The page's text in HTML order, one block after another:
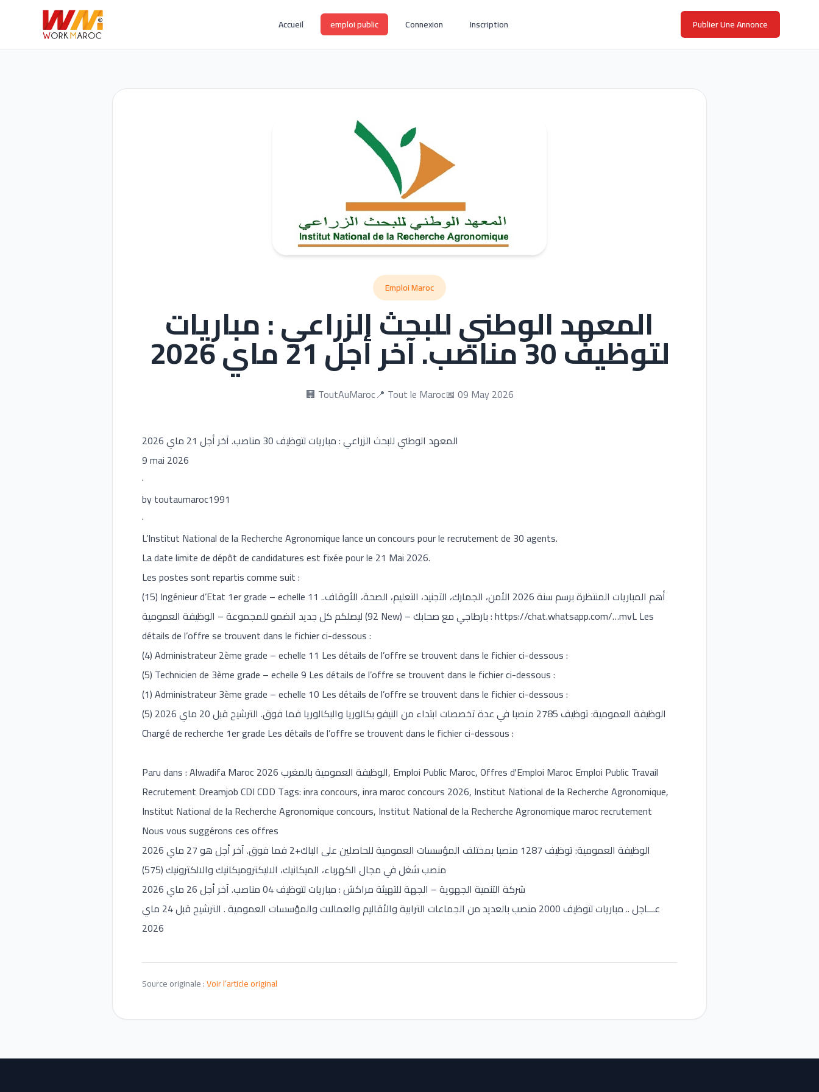
Accueil emploi public Connexion Inscription Publier Une Annonce
Emploi Maroc
المعهد الوطني للبحث الزراعي : مباريات
لتوظيف 30 مناصب. آخر أجل 21 ماي 2026
🏢 ToutAuMaroc📍 Tout le Maroc📅 09 May 2026
المعهد الوطني للبحث الزراعي : مباريات لتوظيف 30 مناصب. آخر أجل 21 ماي 2026
9 mai 2026
·
by toutaumaroc1991
·
L’Institut National de la Recherche Agronomique lance un concours pour le recrutement de 30 agents.
La date limite de dépôt de candidatures est fixée pour le 21 Mai 2026.
Les postes sont repartis comme suit :
(15) Ingénieur d’Etat 1er grade – echelle 11 أهم المباريات المنتظرة برسم سنة 2026 الأمن، الجمارك، التجنيد، التعليم، الصحة، الأوقاف..
ليصلكم كل جديد انضمو للمجموعة – الوظيفة العمومية (92 New) – بارطاجي مع صحابك :https://chat.whatsapp.com/…mvL Les
détails de l’offre se trouvent dans le fichier ci-dessous :
(4) Administrateur 2ème grade – echelle 11 Les détails de l’offre se trouvent dans le fichier ci-dessous :
(5) Technicien de 3ème grade – echelle 9 Les détails de l’offre se trouvent dans le fichier ci-dessous :
(1) Administrateur 3ème grade – echelle 10 Les détails de l’offre se trouvent dans le fichier ci-dessous :
الوظيفة العمومية: توظيف 2785 منصبا في عدة تخصصات ابتداء من النيفو بكالوريا والبكالوريا فما فوق. الترشيح قبل 20 ماي 2026 (5)
Chargé de recherche 1er grade Les détails de l’offre se trouvent dans le fichier ci-dessous :
Paru dans : Alwadifa Maroc 2026 الوظيفة العمومية بالمغرب, Emploi Public Maroc, Offres d'Emploi Maroc Emploi Public Travail
Recrutement Dreamjob CDI CDD Tags: inra concours, inra maroc concours 2026, Institut National de la Recherche Agronomique,
Institut National de la Recherche Agronomique concours, Institut National de la Recherche Agronomique maroc recrutement
Nous vous suggérons ces offres
الوظيفة العمومية: توظيف 1287 منصبا بمختلف المؤسسات العمومية للحاصلين على الباك+2 فما فوق. آخر أجل هو 27 ماي 2026
(575) منصب شغل في مجال الكهرباء، الميكانيك، الاليكتروميكانيك والالكترونيك
شركة التنمية الجهوية – الجهة للتهيئة مراكش : مباريات لتوظيف 04 مناصب. آخر أجل 26 ماي 2026
عـــاجل .. مباريات لتوظيف 2000 منصب بالعديد من الجماعات الترابية والأقاليم والعمالات والمؤسسات العمومية . الترشيح قبل 24 ماي
2026
Source originale :Voir l’article original